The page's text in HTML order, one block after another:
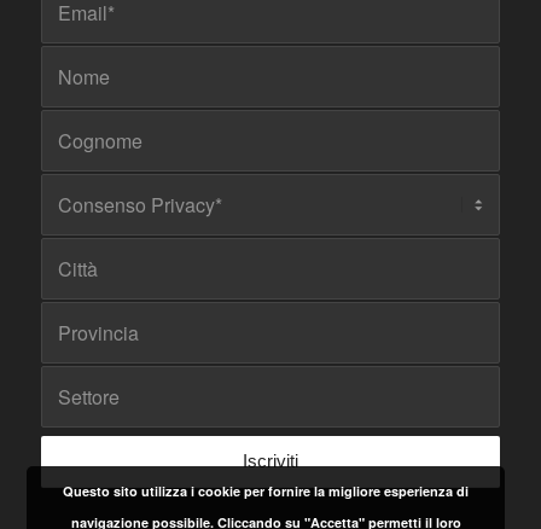
Questo sito utilizza i cookie per fornire la migliore esperienza di
navigazione possibile. Cliccando su "Accetta" permetti il loro